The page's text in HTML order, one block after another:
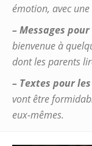
émotion, avec
– Messages
bienvenue à
dont les parents
– Textes pour
vont être
eux-mêmes.